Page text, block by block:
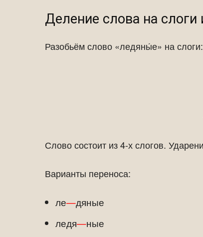
Деление слова на слоги
Разобьём слово «ледяны́е» на слоги:
Слово состоит из 4-х слогов.
Варианты переноса:
ле—дяные
ледя—ные